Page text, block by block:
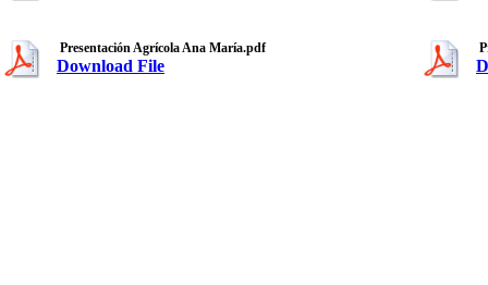
Presentación Agrícola Ana María.pdf
Download File